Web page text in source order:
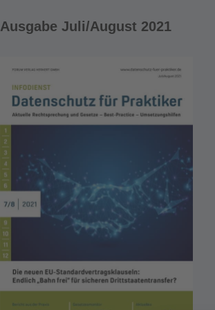
Ausgabe Juli/August 2021